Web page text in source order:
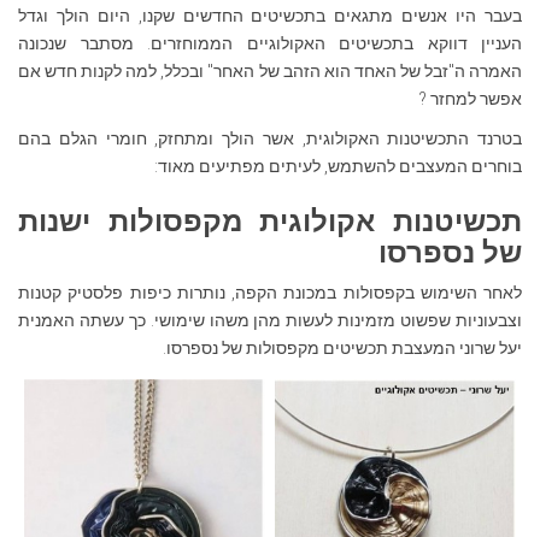
בעבר היו אנשים מתגאים בתכשיטים החדשים שקנו, היום הולך וגדל
העניין דווקא בתכשיטים האקולוגיים הממוחזרים. מסתבר שנכונה
האמרה ה"זבל של האחד הוא הזהב של האחר" ובכלל, למה לקנות חדש אם
אפשר למחזר ?
בטרנד התכשיטנות האקולוגית, אשר הולך ומתחזק, חומרי הגלם בהם
בוחרים המעצבים להשתמש, לעיתים מפתיעים מאוד:
תכשיטנות אקולוגית מקפסולות ישנות
של נספרסו
לאחר השימוש בקפסולות במכונת הקפה, נותרות כיפות פלסטיק קטנות
וצבעוניות שפשוט מזמינות לעשות מהן משהו שימושי. כך עשתה האמנית
יעל שרוני המעצבת תכשיטים מקפסולות של נספרסו.